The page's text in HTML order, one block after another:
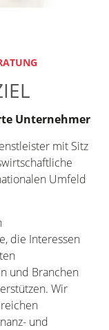
Unternehmer
mit Sitz
Umfeld
die Interessen
und Branchen
Wir
und